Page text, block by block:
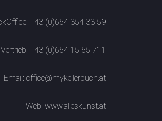
+43 (0)664 354 33 59
Vertrieb: +43 (0)664 15 65 711
Email: office@mykellerbuch.at
Web: www.alleskunst.at